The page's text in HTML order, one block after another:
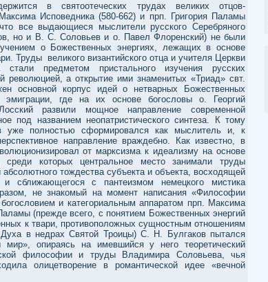
в святоотеческих трудах великих отцов-
Исповедника (580-662) и прп. Григория Паламы
все выдающиеся мыслители русского Серебряного
но и В. С. Соловьев и о. Павел Флоренский) не были
о Божественных энергиях, лежащих в основе
Труды великого византийского отца и учителя Церкви
предметом пристального изучения русских
революцией, а открытие ими знаменитых «Триад» свт.
основной корпус идей о нетварных Божественных
где на их основе богословы о. Георгий
развили мощное направление современной
под названием неопатристического синтеза. К тому
уже полностью сформировался как мыслитель и, к
направление враждебно. Как известно, в
от марксизма к идеализму на основе
среди которых центральное место занимали труды
тождества субъекта и объекта, восходящей
и сближающегося с пантеизмом немецкого мистика
не знакомый на момент написания «Философии
и категориальным аппаратом прп. Максима
(прежде всего, с понятием Божественных энергий
к твари, противоположных сущностным отношениям
в недрах Святой Троицы) С. Н. Булгаков пытался
опираясь на имевшийся у него теоретический
философии и труды Владимира Соловьева, чья
олицетворение в романтической идее «вечной